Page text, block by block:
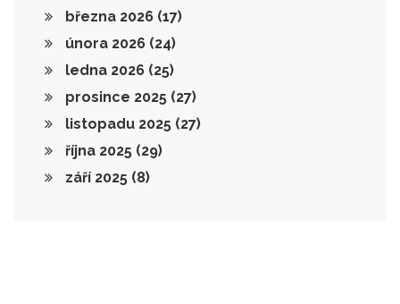
března 2026 (17)
února 2026 (24)
ledna 2026 (25)
prosince 2025 (27)
listopadu 2025 (27)
října 2025 (29)
září 2025 (8)